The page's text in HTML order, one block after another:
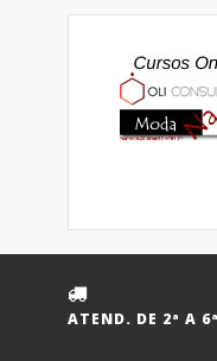
ATEND. DE 2ª A